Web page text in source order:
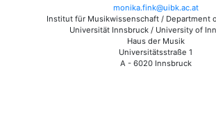
monika.fink@uibk.ac.at
Institut für Musikwissenschaft / Department
Universität Innsbruck / University of
Haus der Musik
Universitätsstraße 1
A - 6020 Innsbruck